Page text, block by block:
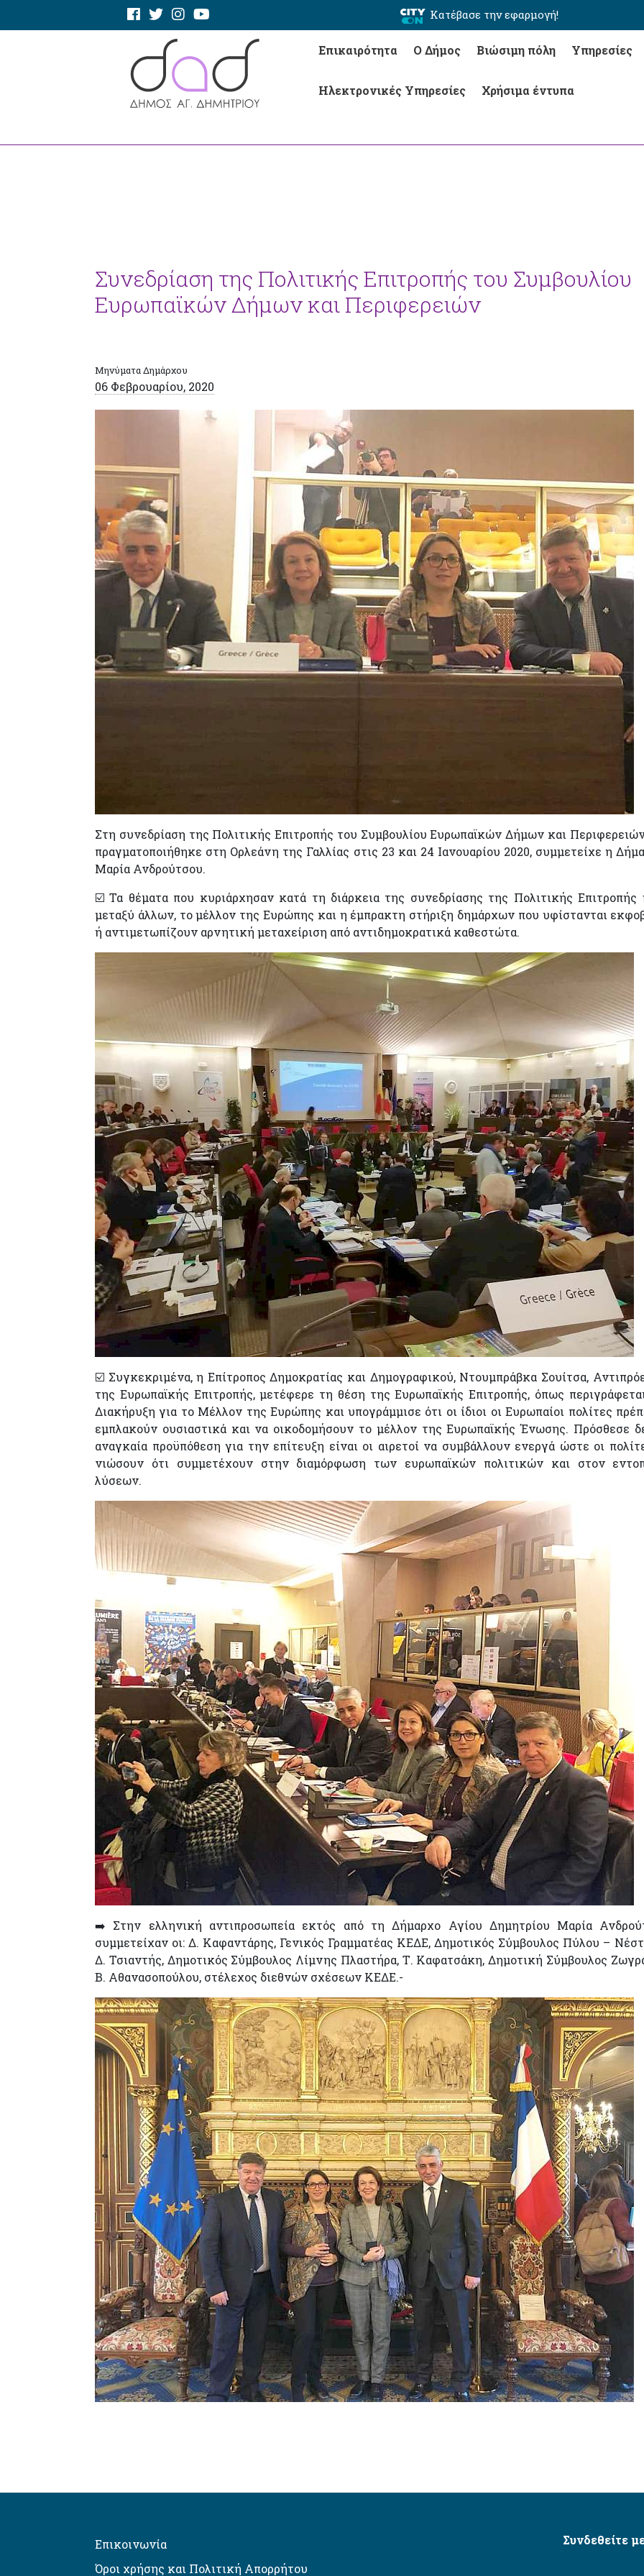
Κατέβασε την εφαρμογή!
Επικαιρότητα Ο Δήμος Βιώσιμη πόλη Υπηρεσίες
Ηλεκτρονικές Υπηρεσίες Χρήσιμα έντυπα
Συνεδρίαση της Πολιτικής Επιτροπής του Συμβουλίου
Ευρωπαϊκών Δήμων και Περιφερειών
Μηνύματα Δημάρχου
06 Φεβρουαρίου, 2020
Στη συνεδρίαση της Πολιτικής Επιτροπής του Συμβουλίου Ευρωπαϊκών Δήμων και
πραγματοποιήθηκε στη Ορλεάνη της Γαλλίας στις 23 και 24 Ιανουαρίου 2020, συμμετείχε η
Μαρία Ανδρούτσου.
☑️ Τα θέματα που κυριάρχησαν κατά τη διάρκεια της συνεδρίασης της Πολιτικής Επιτροπής
μεταξύ άλλων, το μέλλον της Ευρώπης και η έμπρακτη στήριξη δημάρχων που υφίστανται
ή αντιμετωπίζουν αρνητική μεταχείριση από αντιδημοκρατικά καθεστώτα.
☑️ Συγκεκριμένα, η Επίτροπος Δημοκρατίας και Δημογραφικού, Ντουμπράβκα Σουίτσα,
της Ευρωπαϊκής Επιτροπής, μετέφερε τη θέση της Ευρωπαϊκής Επιτροπής, όπως
Διακήρυξη για το Μέλλον της Ευρώπης και υπογράμμισε ότι οι ίδιοι οι Ευρωπαίοι πολίτες
εμπλακούν ουσιαστικά και να οικοδομήσουν το μέλλον της Ευρωπαϊκής Ένωσης. Πρόσθεσε
αναγκαία προϋπόθεση για την επίτευξη είναι οι αιρετοί να συμβάλλουν ενεργά ώστε οι
νιώσουν ότι συμμετέχουν στην διαμόρφωση των ευρωπαϊκών πολιτικών και στον
λύσεων.
➡️ Στην ελληνική αντιπροσωπεία εκτός από τη Δήμαρχο Αγίου Δημητρίου Μαρία
συμμετείχαν οι: Δ. Καφαντάρης, Γενικός Γραμματέας ΚΕΔΕ, Δημοτικός Σύμβουλος Πύλου –
Δ. Τσιαντής, Δημοτικός Σύμβουλος Λίμνης Πλαστήρα, Τ. Καφατσάκη, Δημοτική Σύμβουλος
Β. Αθανασοπούλου, στέλεχος διεθνών σχέσεων ΚΕΔΕ.-
Επικοινωνία
Όροι χρήσης και Πολιτική Απορρήτου
Συνδεθείτε